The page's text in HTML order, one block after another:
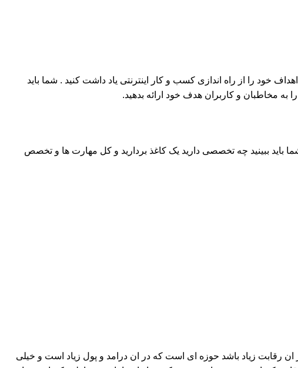
خود را از راه اندازی کسب و کار اینترنتی یاد داشت کنید . شما باید
به مخاطبان و کاربران هدف خود ارائه بدهید.
باید ببینید چه تخصصی دارید یک کاغذ بردارید و کل مهارت ها و تخصص
ان رقابت زیاد باشد حوزه ای است که در ان درامد و پول زیاد است و خیلی